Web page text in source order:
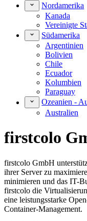
Nordamerika
Kanada
Vereinigte
Südamerika
Argentinien
Bolivien
Chile
Ecuador
Kolumbien
Paraguay
Ozeanien -
Australien
firstcolo
firstcolo GmbH
ihrer Server zu
minimieren und das IT-
firstcolo die
eine leistungsstarke
Container-Management.